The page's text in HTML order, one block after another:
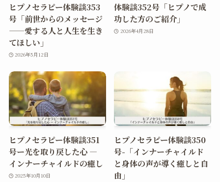
ヒプノセラピー体験談353
号「前世からのメッセージ
——愛する人と人生を生き
てほしい」
2026年5月12日
体験談352号「ヒプノで成
功した方のご紹介」
2026年4月28日
ヒプノセラピー体験談351
号ー光を取り戻した心 ―
インナーチャイルドの癒し
2025年10月10日
ヒプノセラピー体験談350
号-「インナーチャイルド
と身体の声が導く癒しと自
由」